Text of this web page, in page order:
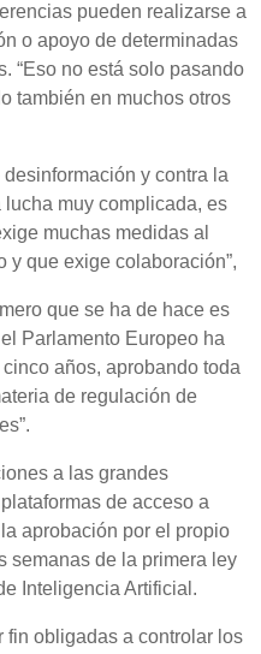
pueden realizarse a
o apoyo de determinadas
“Eso no está solo pasando
también en muchos otros
y contra la
lucha muy complicada, es
muchas medidas al
y que exige colaboración”,
que se ha de hace es
Parlamento Europeo ha
años, aprobando toda
de regulación de
a las grandes
de acceso a
aprobación por el propio
semanas de la primera ley
Inteligencia Artificial.
fin obligadas a controlar los